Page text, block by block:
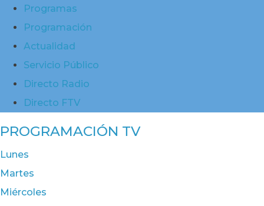
Programas
Programación
Actualidad
Servicio Público
Directo Radio
Directo FTV
PROGRAMACIÓN TV
Lunes
Martes
Miércoles